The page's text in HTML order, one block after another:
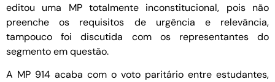
editou uma MP totalmente inconstitucional, pois não
preenche os requisitos de urgência e relevância,
tampouco foi discutida com os representantes do
segmento em questão.
A MP 914 acaba com o voto paritário entre estudantes,